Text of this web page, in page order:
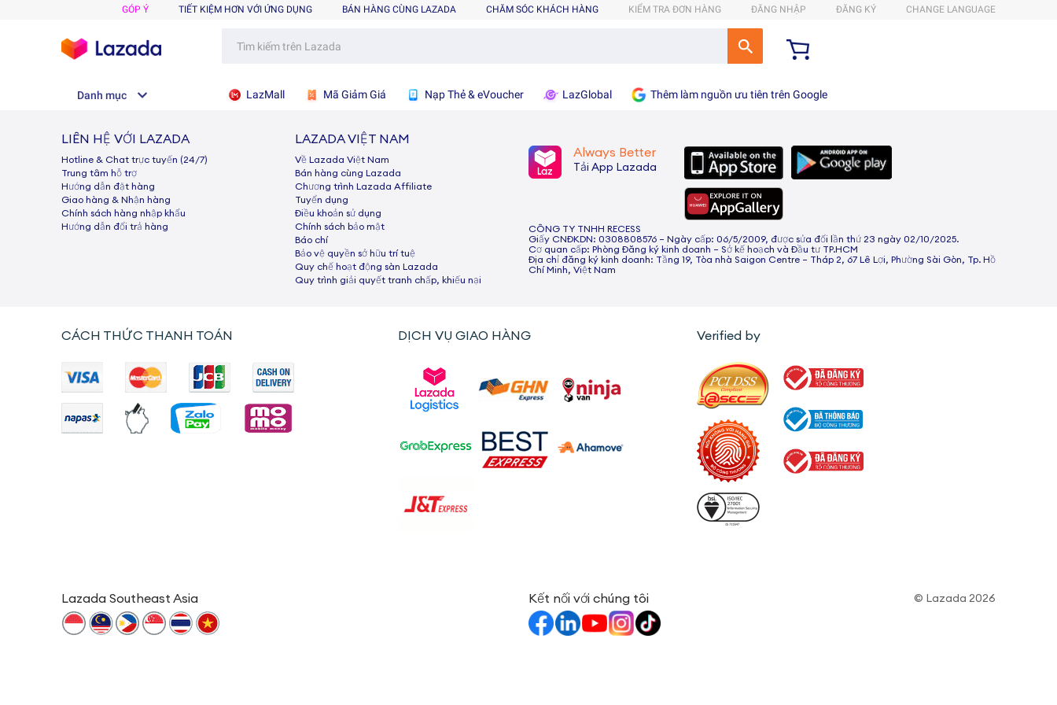
GÓP Ý TIẾT KIỆM HƠN VỚI ỨNG DỤNG BÁN HÀNG CÙNG LAZADA CHĂM SÓC KHÁCH HÀNG KIỂM TRA ĐƠN HÀNG ĐĂNG NHẬP ĐĂNG KÝ CHANGE LANGUAGE
Danh mục LazMall Mã Giảm Giá Nạp Thẻ & eVoucher LazGlobal Thêm làm nguồn ưu tiên trên Google
LIÊN HỆ VỚI LAZADA
Hotline & Chat trực tuyến (24/7)
Trung tâm hỗ trợ
Hướng dẫn đặt hàng
Giao hàng & Nhận hàng
Chính sách hàng nhập khẩu
Hướng dẫn đổi trả hàng
LAZADA VIỆT NAM
Về Lazada Việt Nam
Bán hàng cùng Lazada
Chương trình Lazada Afﬁliate
Tuyển dụng
Điều khoản sử dụng
Chính sách bảo mật
Báo chí
Bảo vệ quyền sở hữu trí tuệ
Quy chế hoạt động sàn Lazada
Quy trình giải quyết tranh chấp, khiếu nại
Always Better
Tải App Lazada
CÔNG TY TNHH RECESS
Giấy CNĐKDN: 0308808576 – Ngày cấp: 06/5/2009, được sửa đổi lần thứ 23 ngày 02/10/2025.
Cơ quan cấp: Phòng Đăng ký kinh doanh – Sở kế hoạch và Đầu tư TP.HCM
Địa chỉ đăng ký kinh doanh: Tầng 19, Tòa nhà Saigon Centre – Tháp 2, 67 Lê Lợi, Phường Sài Gòn, Tp. Hồ
Chí Minh, Việt Nam
CÁCH THỨC THANH TOÁN DỊCH VỤ GIAO HÀNG Verified by
Lazada Southeast Asia Kết nối với chúng tôi © Lazada 2026